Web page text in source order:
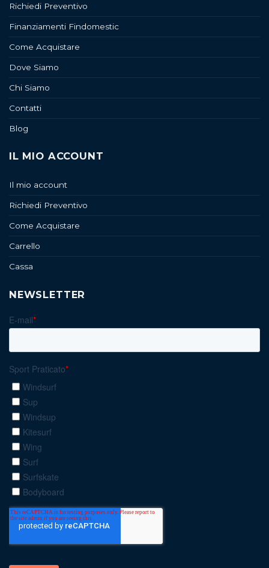
Richiedi Preventivo
Finanziamenti Findomestic
Come Acquistare
Dove Siamo
Chi Siamo
Contatti
Blog
IL MIO ACCOUNT
Il mio account
Richiedi Preventivo
Come Acquistare
Carrello
Cassa
NEWSLETTER